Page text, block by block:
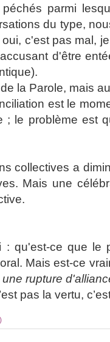
parmi
du type,
c'est pas mal,
d'être
la Parole, mais
est le
; le problème est
collectives a
Mais une
: qu'est-ce que
Mais est-ce
rupture
pas la vertu,